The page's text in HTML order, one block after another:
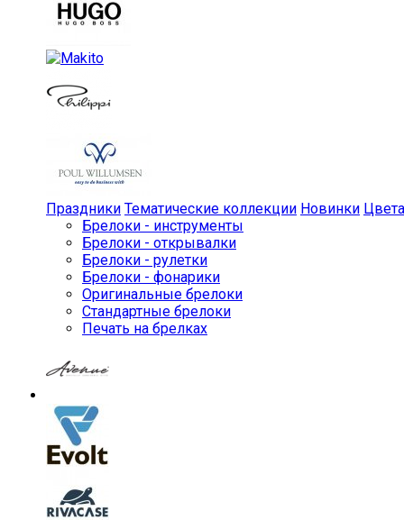
Праздники Тематические коллекции Новинки Цвета
Брелоки - инструменты
Брелоки - открывалки
Брелоки - рулетки
Брелоки - фонарики
Оригинальные брелоки
Стандартные брелоки
Печать на брелках